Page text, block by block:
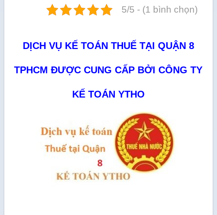
5/5 - (1 bình chọn)
DỊCH VỤ KẾ TOÁN THUẾ TẠI QUẬN 8
TPHCM ĐƯỢC CUNG CẤP BỞI CÔNG TY
KẾ TOÁN YTHO